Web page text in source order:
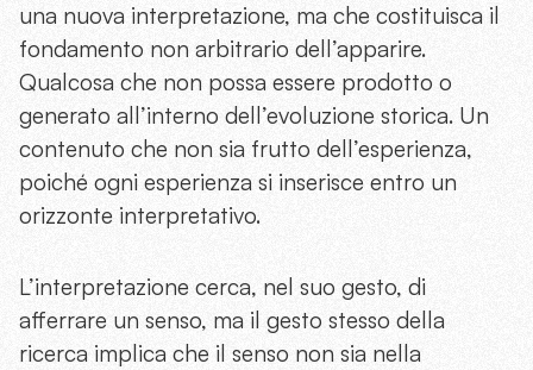
una nuova interpretazione, ma che costituisca il
fondamento non arbitrario dell’apparire.
Qualcosa che non possa essere prodotto o
generato all’interno dell’evoluzione storica. Un
contenuto che non sia frutto dell’esperienza,
poiché ogni esperienza si inserisce entro un
orizzonte interpretativo.
L’interpretazione cerca, nel suo gesto, di
afferrare un senso, ma il gesto stesso della
ricerca implica che il senso non sia nella